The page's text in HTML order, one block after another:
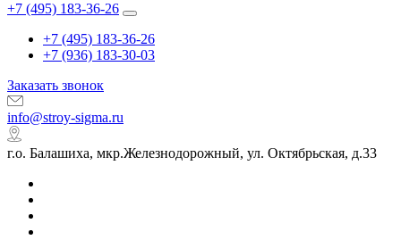
+7 (495) 183-36-26
+7 (495) 183-36-26
+7 (936) 183-30-03
Заказать звонок
info@stroy-sigma.ru
г.о. Балашиха, мкр.Железнодорожный, ул. Октябрьская, д.33